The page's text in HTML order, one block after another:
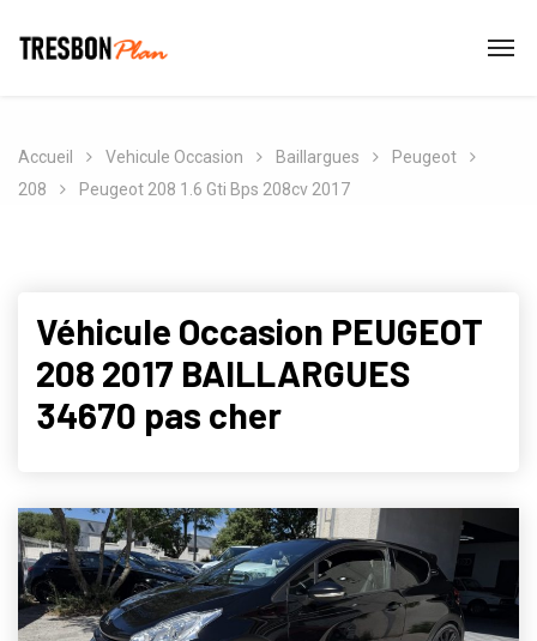
Accueil Vehicule Occasion Baillargues
Peugeot
208
Peugeot 208 1.6 Gti Bps 208cv 2017
Véhicule Occasion PEUGEOT
208 2017 BAILLARGUES
34670 pas cher